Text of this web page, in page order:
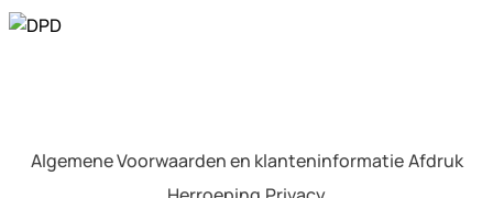
Algemene Voorwaarden en klanteninformatie Afdruk